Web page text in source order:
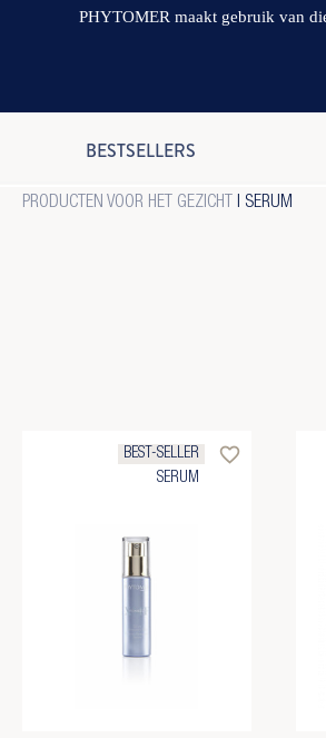
BESTSELLERS
PRODUCTEN VOOR HET GEZICHT | SERUM
BEST-SELLER
SERUM
favorite_border
PHYTOMER maakt gebruik van